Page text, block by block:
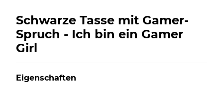
Schwarze Tasse mit Gamer-
Spruch - Ich bin ein Gamer
Girl
Eigenschaften